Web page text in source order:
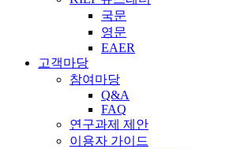
국문
영문
EAER
고객마당
참여마당
Q&A
FAQ
연구과제 제안
이용자 가이드